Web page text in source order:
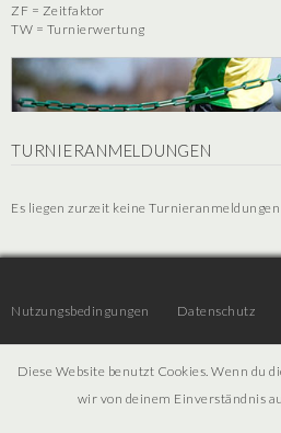
ZF = Zeitfaktor
TW = Turnierwertung
TURNIERANMELDUNGEN
Es liegen zurzeit keine Turnieranmeldungen
Nutzungsbedingungen Datenschutz
Diese Website benutzt Cookies. Wenn du
wir von deinem Einverständnis